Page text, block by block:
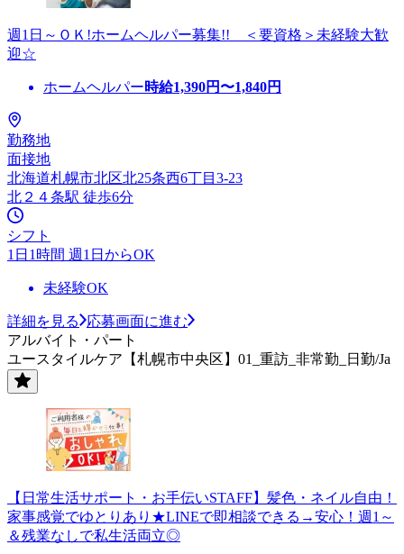
週1日～ＯＫ!ホームヘルパー募集!! ＜要資格＞未経験大歓
迎☆
ホームヘルパー時給1,390円〜1,840円
勤務地
面接地
北海道札幌市北区北25条西6丁目3-23
北２４条駅 徒歩6分
シフト
1日1時間 週1日からOK
未経験OK
詳細を見る
応募画面に進む
アルバイト・パート
ユースタイルケア【札幌市中央区】01_重訪_非常勤_日勤/Ja
【日常生活サポート・お手伝いSTAFF】髪色・ネイル自由！
家事感覚でゆとりあり★LINEで即相談できる→安心！週1～
＆残業なしで私生活両立◎